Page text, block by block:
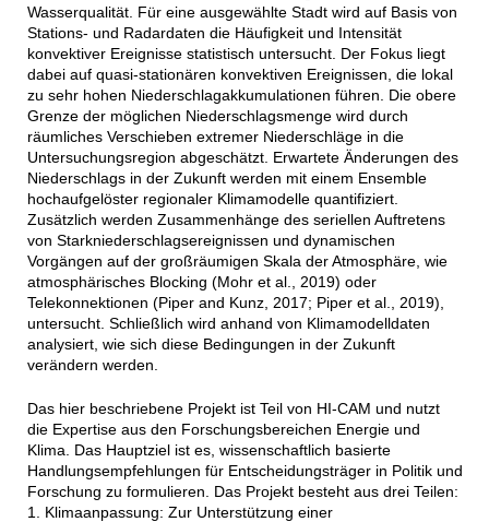
Wasserqualität. Für eine ausgewählte Stadt wird auf Basis von
Stations- und Radardaten die Häufigkeit und Intensität
konvektiver Ereignisse statistisch untersucht. Der Fokus liegt
dabei auf quasi-stationären konvektiven Ereignissen, die lokal
zu sehr hohen Niederschlagakkumulationen führen. Die obere
Grenze der möglichen Niederschlagsmenge wird durch
räumliches Verschieben extremer Niederschläge in die
Untersuchungsregion abgeschätzt. Erwartete Änderungen des
Niederschlags in der Zukunft werden mit einem Ensemble
hochaufgelöster regionaler Klimamodelle quantifiziert.
Zusätzlich werden Zusammenhänge des seriellen Auftretens
von Starkniederschlagsereignissen und dynamischen
Vorgängen auf der großräumigen Skala der Atmosphäre, wie
atmosphärisches Blocking (Mohr et al., 2019) oder
Telekonnektionen (Piper and Kunz, 2017; Piper et al., 2019),
untersucht. Schließlich wird anhand von Klimamodelldaten
analysiert, wie sich diese Bedingungen in der Zukunft
verändern werden.
Das hier beschriebene Projekt ist Teil von HI-CAM und nutzt
die Expertise aus den Forschungsbereichen Energie und
Klima. Das Hauptziel ist es, wissenschaftlich basierte
Handlungsempfehlungen für Entscheidungsträger in Politik und
Forschung zu formulieren. Das Projekt besteht aus drei Teilen:
1. Klimaanpassung: Zur Unterstützung einer